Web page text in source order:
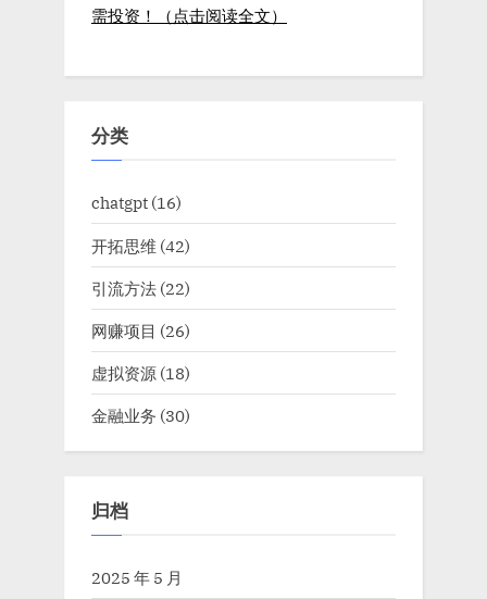
需投资！（点击阅读全文）
分类
chatgpt (16)
开拓思维 (42)
引流方法 (22)
网赚项目 (26)
虚拟资源 (18)
金融业务 (30)
归档
2025 年 5 月